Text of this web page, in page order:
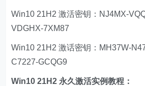
Win10 21H2 激活密钥：NJ4MX-
VDGHX-7XM87
Win10 21H2 激话密钥：MH37W-
C7227-GCQG9
Win10 21H2 永久激活实例教程：